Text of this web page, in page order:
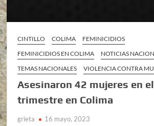
CINTILLO COLIMA
FEMINICIDIOS
FEMINICIDIOS EN COLIMA
NOTICIAS
TEMAS NACIONALES
VIOLENCIA CONTRA
Asesinaron 42 mujeres en
trimestre en Colima
grieta 16 mayo, 2023